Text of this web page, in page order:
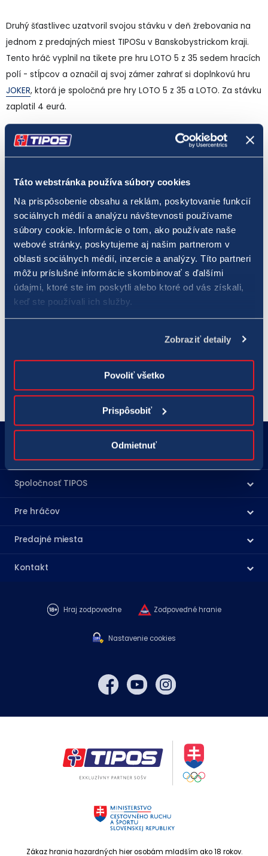
Táto webstránka používa súbory cookies
Na prispôsobenie obsahu a reklám, poskytovanie funkcií
sociálnych médií a analýzu návštevnosti používame
súbory cookie. Informácie o tom, ako používate naše
webové stránky, poskytujeme aj našim partnerom v
oblasti sociálnych médií, inzercie a analýzy. Títo partneri
môžu príslušné informácie skombinovať s ďalšími
údajmi, ktoré ste im poskytli alebo ktoré od vás získali,
keď ste používali ich služby.
Zobraziť detaily
Povoliť všetko
Prispôsobiť
Odmietnuť
Druhý šťastlivec uzatvoril svojou stávku v deň žrebovania na
jednom z predajných miest TIPOSu v Banskobystrickom kraji.
Tento hráč vyplnil na tikete pre hru LOTO 5 z 35 sedem hracích
polí - stĺpcov a označil aj svoj zámer zahrať si doplnkovú hru
JOKER, ktorá je spoločná pre hry LOTO 5 z 35 a LOTO. Za stávku
zaplatil 4 eurá.
Hra LOTO 5 z 35 tento rok potešila výhrou v prvom poradí už
64 hráčov.
Hra LOTO 5 z 35 patrí medzi číselné lotérie s malým základným
vkladom na jednu stávku. Hodnota jedného tipu je len 0,50
eura. Zároveň ide o číselnú lotériu s najvyššou šancou na
získanie hlavnej výhry. Pravdepodobnosť výhry v prvom poradí
LOTO 5 z 35je približne 1 : 324 000. Päť výherných čísel
pre „malé loto“ sa žrebuje trikrát za týždeň - v stredu, v piatok
a v nedeľu.
Číselné lotérie sú určené pre osoby od 18 rokov. Hrajte
(Poznámka: Spoločnosť TIPOS používa v texte tzv. generické maskulínum - hráč,
resp. výherca, pod ktorým sa môže rozumieť osoba mužského, rovnako aj
podnety@tipos.sk
Spoločnosť TIPOS
Pre hráčov
Predajné miesta
Kontakt
Hraj zodpovedne Zodpovedné hranie
Nastavenie cookies
Zákaz hrania hazardných hier osobám mladším ako 18 rokov.